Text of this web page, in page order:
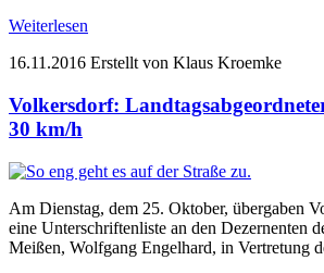
Weiterlesen
16.11.2016 Erstellt von Klaus Kroemke
Volkersdorf:
30 km/h
Am Dienstag, dem 25. Oktober, übergaben
eine Unterschriftenliste an den Dezernenten
Meißen, Wolfgang Engelhard, in Vertretung